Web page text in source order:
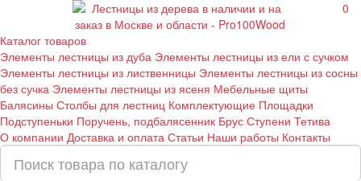
0
Каталог товаров
Элементы лестницы из дуба Элементы лестницы из ели с сучком
Элементы лестницы из лиственницы Элементы лестницы из сосны
без сучка Элементы лестницы из ясеня Мебельные щиты
Балясины Столбы для лестниц Комплектующие Площадки
Подступеньки Поручень, подбалясенник Брус Ступени Тетива
О компании Доставка и оплата Статьи Наши работы Контакты